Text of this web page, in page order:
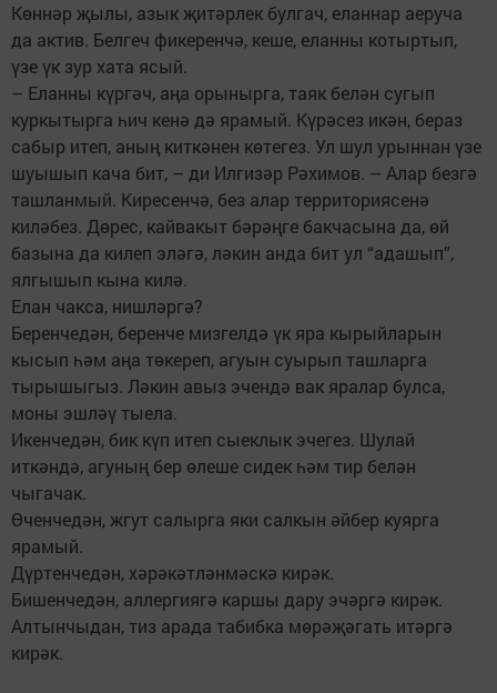
Көннәр җылы, азык җитәрлек булгач, еланнар аеруча
да актив. Белгеч фикеренчә, кеше, еланны котыртып,
үзе үк зур хата ясый.
– Еланны күргәч, аңа орынырга, таяк белән сугып
куркытырга һич кенә дә ярамый. Күрәсез икән, бераз
сабыр итеп, аның киткәнен көтегез. Ул шул урыннан үзе
шуышып кача бит, – ди Илгизәр Рәхимов. – Алар безгә
ташланмый. Киресенчә, без алар территориясенә
киләбез. Дөрес, кайвакыт бәрәңге бакчасына да, өй
базына да килеп эләгә, ләкин анда бит ул “адашып”,
ялгышып кына килә.
Елан чакса, нишләргә?
Беренчедән, беренче мизгелдә үк яра кырыйларын
кысып һәм аңа төкереп, агуын суырып ташларга
тырышыгыз. Ләкин авыз эчендә вак яралар булса,
моны эшләү тыела.
Икенчедән, бик күп итеп сыеклык эчегез. Шулай
иткәндә, агуның бер өлеше сидек һәм тир белән
чыгачак.
Өченчедән, жгут салырга яки салкын әйбер куярга
ярамый.
Дүртенчедән, хәрәкәтләнмәскә кирәк.
Бишенчедән, аллергиягә каршы дару эчәргә кирәк.
Алтынчыдан, тиз арада табибка мөрәҗәгать итәргә
кирәк.